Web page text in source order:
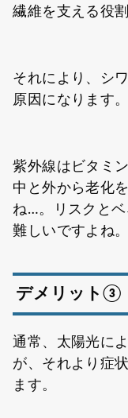
繊維を支える役
それにより、シ
原因になります。
紫外線はビタミ
中と外から老化
ね…。リスクと
難しいですよね。
デメリット③
通常、太陽光に
が、それより症
ます。